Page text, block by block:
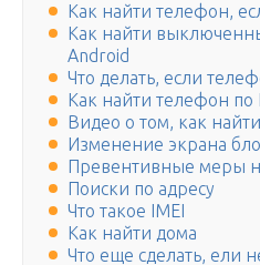
Как найти телефон,
Как найти
Android
Что делать, если
Как найти телефон по
Видео о том, как
Изменение экрана
Превентивные меры
Поиски по адресу
Что такое IMEI
Как найти дома
Что еще сделать, ели